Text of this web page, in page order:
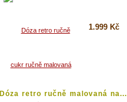
1.999 Kč
Dóza retro ručně malovaná na...